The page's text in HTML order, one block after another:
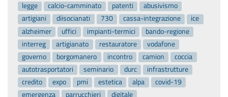
legge
calcio-camminato patenti
abusivismo
artigiani
diisocianati 730 cassa-integrazione
ice
alzheimer
uffici impianti-termici
bando-regione
interreg
artigianato restauratore
vodafone
governo
borgomanero incontro camion
coccia
autotrasportatori
seminario durc
infrastrutture
credito
expo pmi estetica alpa
covid-19
emergenza
parrucchieri
digitale